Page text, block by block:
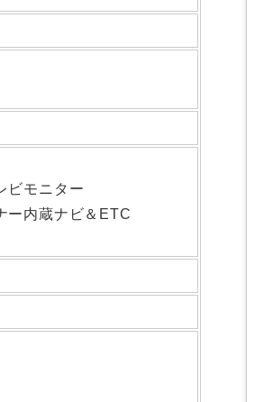
ビモニター
ー内蔵ナビ＆ETC